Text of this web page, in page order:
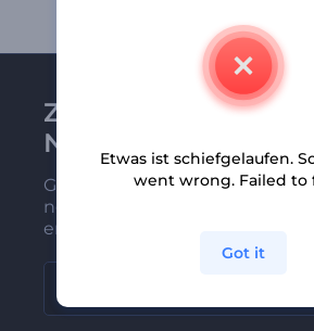
Zu Renderforest-
Newsletter
Gehören Sie zu den Ersten, die
neuesten Nachrichten und
erhalten
Etwas ist schiefgelaufen.
went wrong. Failed to
Got it